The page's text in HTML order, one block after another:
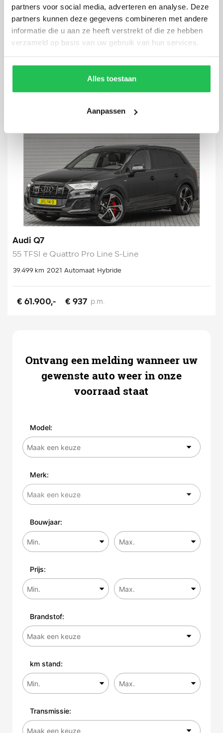
partners voor social media, adverteren en analyse. Deze
partners kunnen deze gegevens combineren met andere
informatie die u aan ze heeft verstrekt of die ze hebben
verzameld op basis van uw gebruik van hun services.
Alles toestaan
Aanpassen
Sportback 55 TFSI e S-Line
94.395 km 2022 Automaat Hybride
Audi Q7
55 TFSI e Quattro Pro Line S-Line
39.499 km 2021 Automaat Hybride
€ 61.900,- € 937 p.m.
Ontvang een melding wanneer uw
gewenste auto weer in onze
voorraad staat
Model:
Merk:
Bouwjaar:
Prijs:
Brandstof:
km stand:
Transmissie: